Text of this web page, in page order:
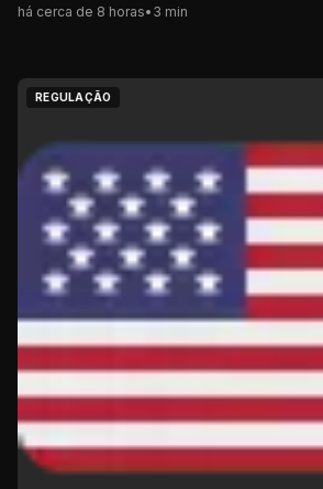
há cerca de 8 horas• 3 min
REGULAÇÃO